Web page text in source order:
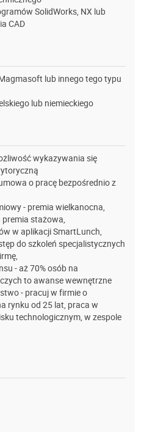
SolidWorks, NX lub
CAD
lub innego tego typu
lub niemieckiego
wykazywania się
o pracę bezpośrednio z
- premia wielkanocna,
stażowa,
w aplikacji SmartLunch,
do szkoleń specjalistycznych
- aż 70% osób na
to awanse wewnętrzne
- pracuj w firmie o
rynku od 25 lat, praca w
technologicznym, w zespole